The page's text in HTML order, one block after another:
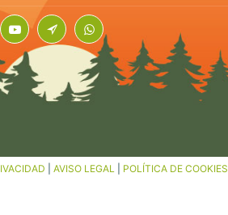
AVISO LEGAL| POLÍTICA DE COOKIES